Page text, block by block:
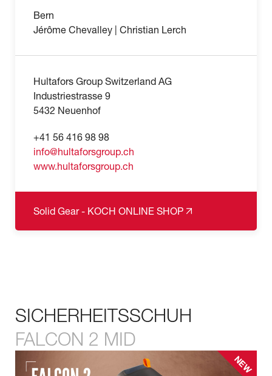
Bern
Jérôme Chevalley | Christian Lerch
Hultafors Group Switzerland AG
Industriestrasse 9
5432 Neuenhof
+41 56 416 98 98
info@hultaforsgroup.ch
www.hultaforsgroup.ch
Solid Gear - KOCH ONLINE SHOP
SICHERHEITSSCHUH
FALCON 2 MID
NEW